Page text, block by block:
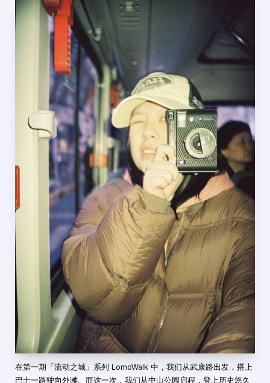
在第一期「流动之城」系列 LomoWalk 中，我们从武康路出发，搭上
巴士一路驶向外滩。而这一次，我们从中山公园启程，登上历史悠久